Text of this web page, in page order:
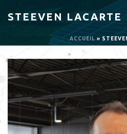
STEEVEN LACARTE
ACCUEIL »